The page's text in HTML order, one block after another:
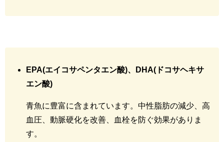
EPA(エイコサペンタエン酸)、DHA(ドコサヘキサ
エン酸)
青魚に豊富に含まれています。中性脂肪の減少、高
血圧、動脈硬化を改善、血栓を防ぐ効果がありま
す。